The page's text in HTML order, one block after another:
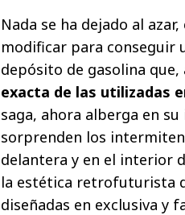
Nada se ha dejado al
modificar para conseguir
depósito de gasolina
exacta de las utilizadas
saga, ahora alberga en
sorprenden los
delantera y en el interior
la estética retrofuturista
diseñadas en exclusiva y